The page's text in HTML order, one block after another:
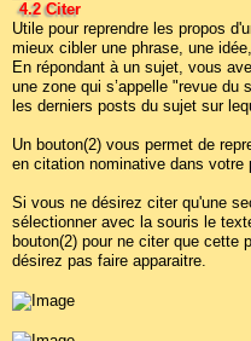
4.2 Citer
Utile pour reprendre les propos
mieux cibler une phrase, une
En répondant à un sujet, vous
une zone qui s’appelle "revue
les derniers posts du sujet sur
Un bouton(2) vous permet de
en citation nominative dans votre
Si vous ne désirez citer qu'une
sélectionner avec la souris le
bouton(2) pour ne citer que cette
désirez pas faire apparaitre.